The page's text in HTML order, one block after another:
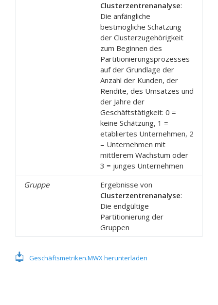
Clusterzentrenanalyse:
Die anfängliche
bestmögliche Schätzung
der Clusterzugehörigkeit
zum Beginnen des
Partitionierungsprozesses
auf der Grundlage der
Anzahl der Kunden, der
Rendite, des Umsatzes und
der Jahre der
Geschäftstätigkeit: 0 =
keine Schätzung, 1 =
etabliertes Unternehmen, 2
= Unternehmen mit
mittlerem Wachstum oder
3 = junges Unternehmen
Gruppe
Ergebnisse von
Clusterzentrenanalyse:
Die endgültige
Partitionierung der
Gruppen
Geschäftsmetriken.MWX herunterladen